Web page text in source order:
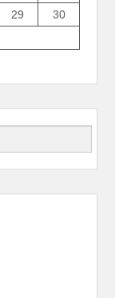
29
30